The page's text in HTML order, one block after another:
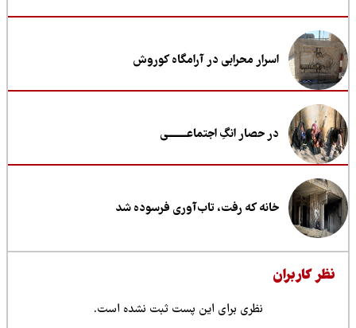
اسرار محرابی در آرامگاه کوروش
در حصار انگِ اجتماعــــــــی
خانه که رفت، تاب‌آوری فرسوده شد
کاربران
نظری برای این پست ثبت نشده است.